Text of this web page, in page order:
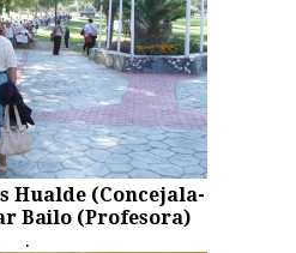
Hualde (Concejala-
Bailo (Profesora)
.